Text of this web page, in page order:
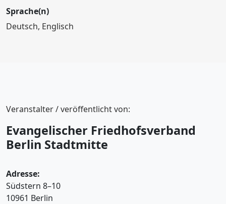
Sprache(n)
Deutsch, Englisch
Veranstalter / veröffentlicht von:
Evangelischer Friedhofsverband
Berlin Stadtmitte
Adresse:
Südstern 8–10
10961 Berlin